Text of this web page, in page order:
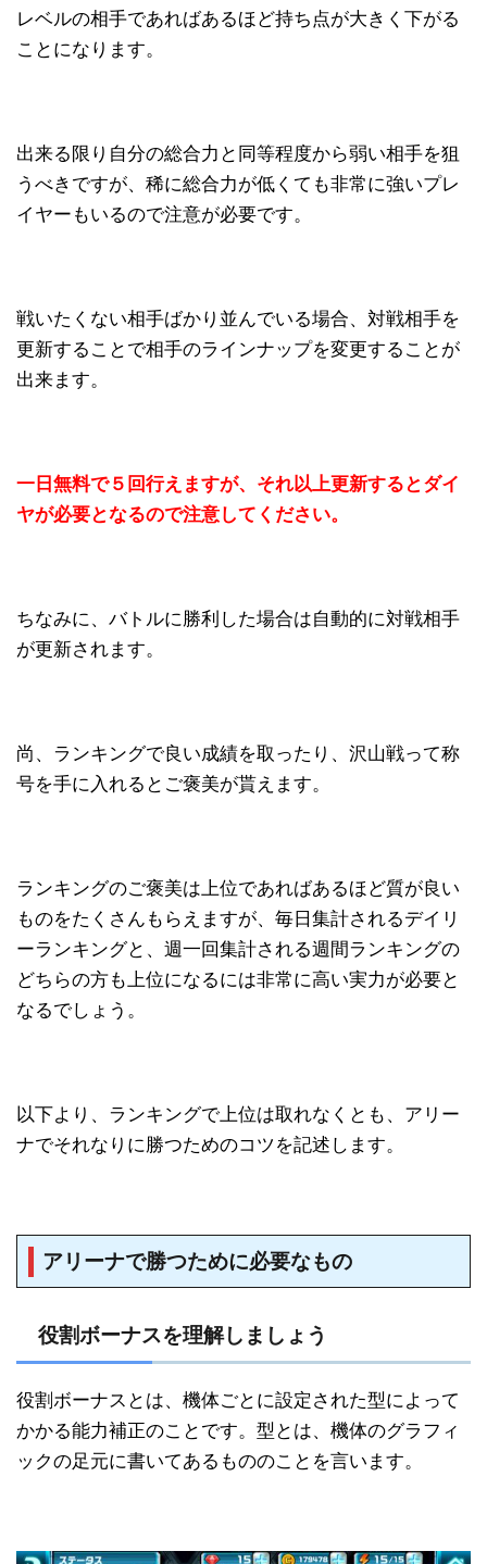
レベルの相手であればあるほど持ち点が大きく下がる
ことになります。
出来る限り自分の総合力と同等程度から弱い相手を狙
うべきですが、稀に総合力が低くても非常に強いプレ
イヤーもいるので注意が必要です。
戦いたくない相手ばかり並んでいる場合、対戦相手を
更新することで相手のラインナップを変更することが
出来ます。
一日無料で５回行えますが、それ以上更新するとダイ
ヤが必要となるので注意してください。
ちなみに、バトルに勝利した場合は自動的に対戦相手
が更新されます。
尚、ランキングで良い成績を取ったり、沢山戦って称
号を手に入れるとご褒美が貰えます。
ランキングのご褒美は上位であればあるほど質が良い
ものをたくさんもらえますが、毎日集計されるデイリ
ーランキングと、週一回集計される週間ランキングの
どちらの方も上位になるには非常に高い実力が必要と
なるでしょう。
以下より、ランキングで上位は取れなくとも、アリー
ナでそれなりに勝つためのコツを記述します。
アリーナで勝つために必要なもの
役割ボーナスを理解しましょう
役割ボーナスとは、機体ごとに設定された型によって
かかる能力補正のことです。型とは、機体のグラフィ
ックの足元に書いてあるもののことを言います。